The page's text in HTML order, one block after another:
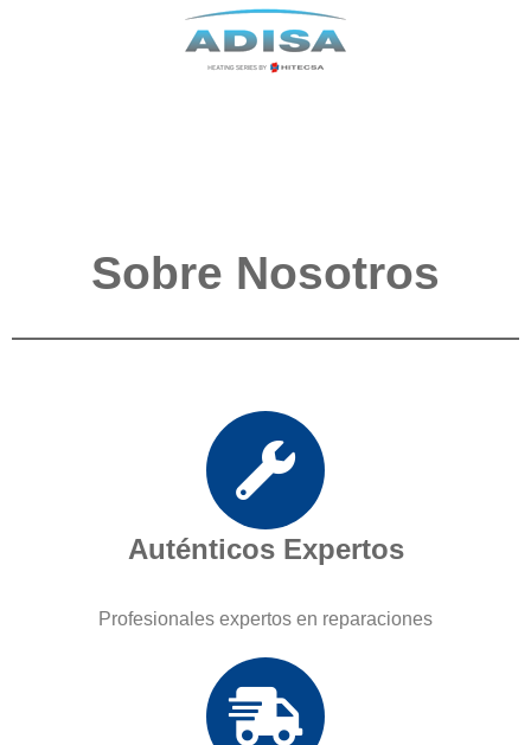
Sobre Nosotros
Auténticos Expertos
Profesionales expertos en reparaciones